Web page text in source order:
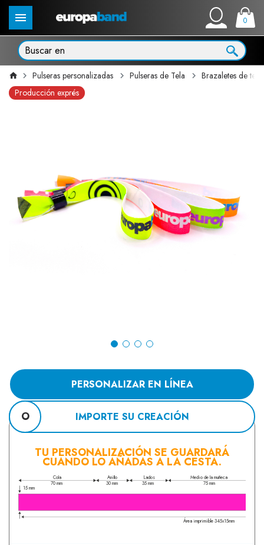
0
Pulseras personalizadas Pulseras de Tela
Brazaletes de
Producción exprés
PERSONALIZAR EN LÍNEA
O IMPORTE SU CREACIÓN
TU PERSONALIZACIÓN SE GUARDARÁ
CUANDO LO AÑADAS A LA CESTA.
70 mm 30 mm 35 mm 75 mm
15 mm
Medio de la muñeca
Área imprimible 345x15mm
Anillo
Cola Lados